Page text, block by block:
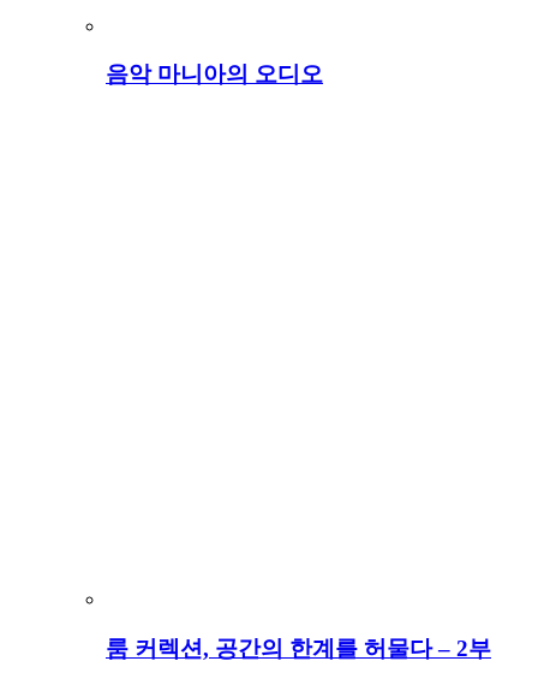
음악 마니아의 오디오
룸 커렉션, 공간의 한계를 허물다 – 2부